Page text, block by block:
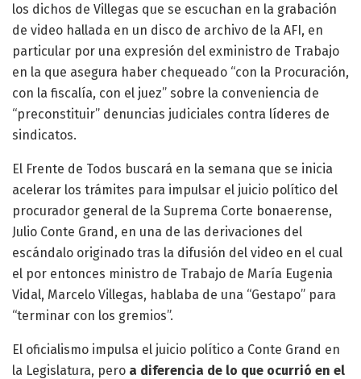
los dichos de Villegas que se escuchan en la grabación
de video hallada en un disco de archivo de la AFI, en
particular por una expresión del exministro de Trabajo
en la que asegura haber chequeado “con la Procuración,
con la fiscalía, con el juez” sobre la conveniencia de
“preconstituir” denuncias judiciales contra líderes de
sindicatos.
El Frente de Todos buscará en la semana que se inicia
acelerar los trámites para impulsar el juicio político del
procurador general de la Suprema Corte bonaerense,
Julio Conte Grand, en una de las derivaciones del
escándalo originado tras la difusión del video en el cual
el por entonces ministro de Trabajo de María Eugenia
Vidal, Marcelo Villegas, hablaba de una “Gestapo” para
“terminar con los gremios”.
El oficialismo impulsa el juicio político a Conte Grand en
la Legislatura, pero a diferencia de lo que ocurrió en el